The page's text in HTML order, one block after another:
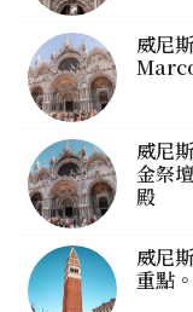
威尼
威尼
金祭
殿
威尼
重點